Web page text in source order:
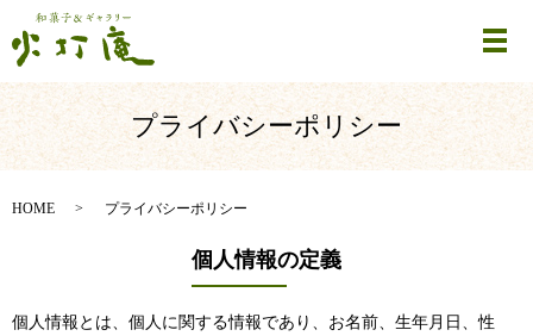
メ
プライバシーポリシー
HOME プライバシーポリシー
個人情報の定義
個人情報とは、個人に関する情報であり、お名前、生年月日、性